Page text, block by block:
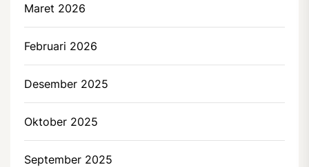
Maret 2026
Februari 2026
Desember 2025
Oktober 2025
September 2025